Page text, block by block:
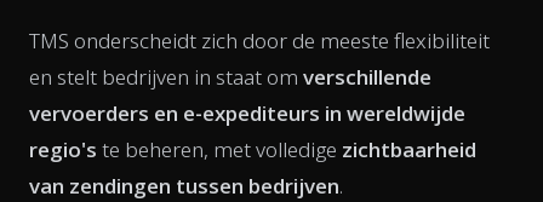
TMS onderscheidt zich door de meeste flexibiliteit
en stelt bedrijven in staat om verschillende
vervoerders en e-expediteurs in wereldwijde
regio's te beheren, met volledige zichtbaarheid
van zendingen tussen bedrijven.